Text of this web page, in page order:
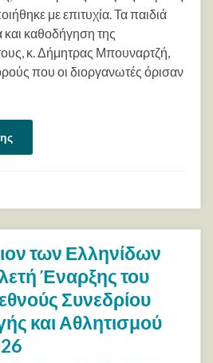
με επιτυχία. Τα παιδιά
και καθοδήγηση της
κ. Δήμητρας Μπουναρτζή,
που οι διοργανωτές όρισαν
των Ελληνίδων
Έναρξης του
Συνεδρίου
και Αθλητισμού